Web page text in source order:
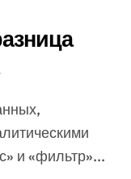
и «фильтр»...